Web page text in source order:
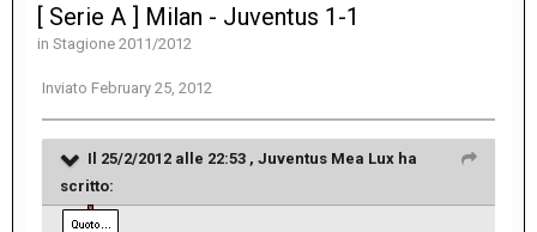
[ Serie A ] Milan - Juventus 1-1
in Stagione 2011/2012
Inviato February 25, 2012
Il 25/2/2012 alle 22:53 , Juventus Mea Lux ha
scritto: